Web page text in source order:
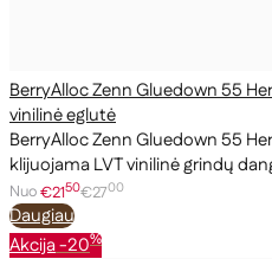
BerryAlloc Zenn Gluedown 55
vinilinė eglutė
BerryAlloc Zenn Gluedown 55
klijuojama LVT vinilinė grindų
Nuo€2150€2700
Daugiau
Akcija-20%